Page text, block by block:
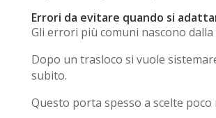
Errori da evitare quando si
Gli errori più comuni nascono
Dopo un trasloco si vuole
subito.
Questo porta spesso a scelte poco